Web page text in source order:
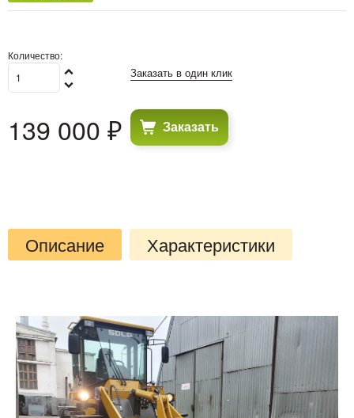
Количество:
139 000 ₽
Заказать в один клик
Заказать
Описание Характеристики